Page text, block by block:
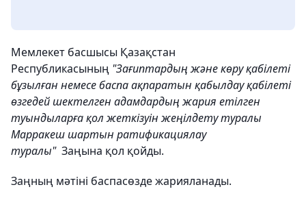
Мемлекет басшысы Қазақстан
Республикасының "Зағиптардың және көру қабілеті
бұзылған немесе баспа ақпаратын қабылдау қабілеті
өзгедей шектелген адамдардың жария етілген
туындыларға қол жеткізуін жеңілдету туралы
Марракеш шартын ратификациялау
туралы" Заңына қол қойды.
Заңның мәтіні баспасөзде жарияланады.